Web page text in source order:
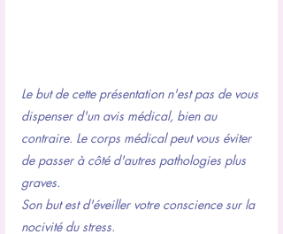
Le but de cette présentation n'est pas de vous
dispenser d'un avis médical, bien au
contraire. Le corps médical peut vous éviter
de passer à côté d'autres pathologies plus
graves.
Son but est d'éveiller votre conscience sur la
nocivité du stress.